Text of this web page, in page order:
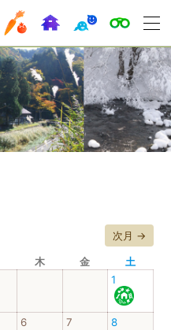
次月 →
木 金
土
1
6 7 8